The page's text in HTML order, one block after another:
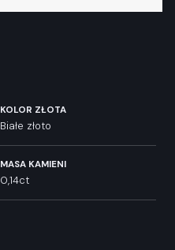
KOLOR ZŁOTA
Białe złoto
MASA KAMIENI
0,14ct